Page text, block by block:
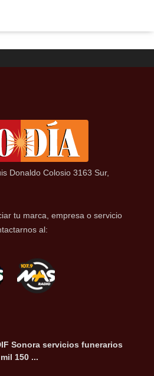
Donaldo Colosio 3163 Sur,
tu marca, empresa o servicio
al:
Sonora servicios funerarios
150 ...